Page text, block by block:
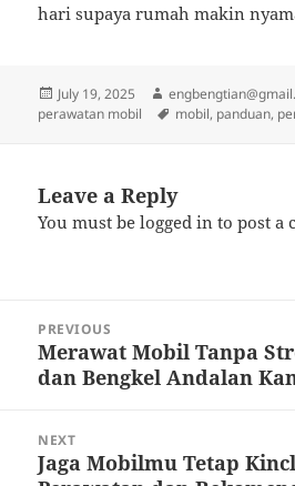
hari supaya rumah makin
Posted
on
July 19, 2025 Author
perawatan mobil
Tags
mobil, panduan,
Leave a Reply
You must belogged in to post a
navigation
PREVIOUS
Previous
post:
Merawat Mobil Tanpa
dan Bengkel Andalan
NEXT
Next
Jaga Mobilmu Tetap